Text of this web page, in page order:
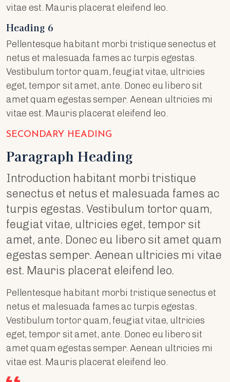
vitae est. Mauris placerat eleifend leo.
Heading 6
Pellentesque habitant morbi tristique senectus et
netus et malesuada fames ac turpis egestas.
Vestibulum tortor quam, feugiat vitae, ultricies
eget, tempor sit amet, ante. Donec eu libero sit
amet quam egestas semper. Aenean ultricies mi
vitae est. Mauris placerat eleifend leo.
SECONDARY HEADING
Paragraph Heading
Introduction habitant morbi tristique
senectus et netus et malesuada fames ac
turpis egestas. Vestibulum tortor quam,
feugiat vitae, ultricies eget, tempor sit
amet, ante. Donec eu libero sit amet quam
egestas semper. Aenean ultricies mi vitae
est. Mauris placerat eleifend leo.
Pellentesque habitant morbi tristique senectus et
netus et malesuada fames ac turpis egestas.
Vestibulum tortor quam, feugiat vitae, ultricies
eget, tempor sit amet, ante. Donec eu libero sit
amet quam egestas semper. Aenean ultricies mi
vitae est. Mauris placerat eleifend leo.